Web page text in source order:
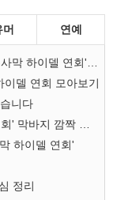
머 연예
델 연회 모아보기
니다
하이델 연회'
정리